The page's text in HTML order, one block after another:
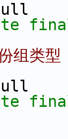
组类型